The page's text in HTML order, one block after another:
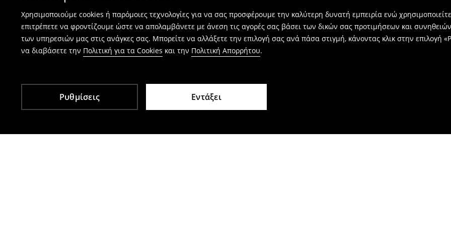
Χρησιμοποιούμε cookies ή παρόμοιες τεχνολογίες για να σας προσφέρουμε την καλύτερη δυνατή εμπειρία ενώ
επιτρέπετε να φροντίζουμε ώστε να απολαμβάνετε με άνεση τις αγορές σας βάσει των δικών σας προτιμήσεων και
των υπηρεσιών μας στις ανάγκες σας. Μπορείτε να αλλάξετε την επιλογή σας ανά πάσα στιγμή, κάνοντας κλικ στην επιλογή
να διαβάσετε την Πολιτική για τα Cookies και την Πολιτική Απορρήτου.
Ρυθμίσεις Εντάξει